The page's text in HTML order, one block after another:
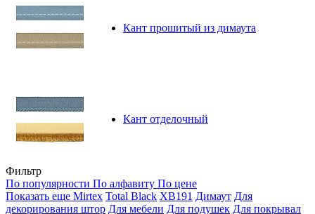
Кант прошитый из димаута
Кант отделочный
Фильтр
По популярности По алфавиту По цене
Показать еще Mirtex Total Black XB191 Димаут Для
декорирования штор Для мебели Для подушек Для покрывал